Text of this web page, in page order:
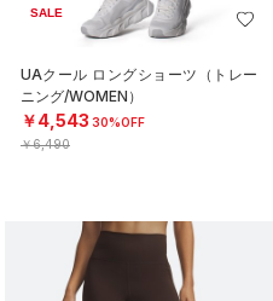
SALE
UAクール ロングショーツ（トレー
ニング/WOMEN）
￥4,543 30%OFF
￥6,490